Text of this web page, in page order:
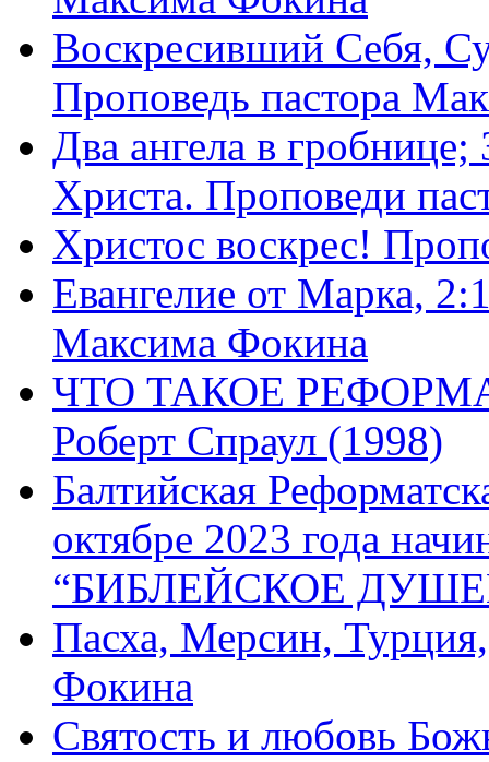
Воскресивший Себя,
Проповедь пастора
Два ангела в
Христа. Проповеди
Христос воскрес!
Евангелие от Марка,
Максима Фокина
ЧТО ТАКОЕ
Роберт Спраул (1998)
Балтийская
октябре 2023 года
“БИБЛЕЙСКОЕ
Пасха, Мерсин,
Фокина
Святость и любовь